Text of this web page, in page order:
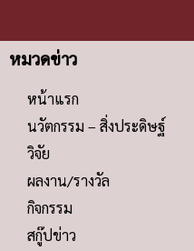
หมวดข่าว
หน้าแรก
นวัตกรรม – สิ่งประดิษฐ์
วิจัย
ผลงาน/รางวัล
กิจกรรม
สกู๊ปข่าว